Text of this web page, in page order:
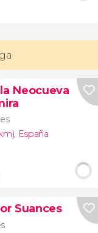
Neocueva
, España
Suances